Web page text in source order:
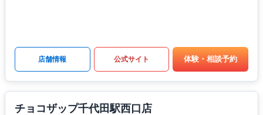
店舗情報 公式サイト 体験・相談予約
チョコザップ千代田駅西口店